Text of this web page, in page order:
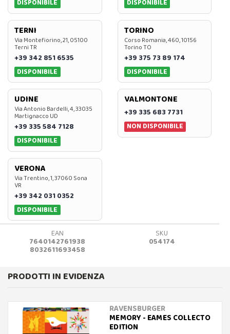
DISPONIBILE DISPONIBILE
TERNI
Via Montefiorino, 21, 05100
Terni TR
+39 342 851 6535
DISPONIBILE
TORINO
Corso Romania, 460, 10156
Torino TO
+39 375 73 89 174
DISPONIBILE
UDINE
Via Antonio Bardelli, 4, 33035
Martignacco UD
+39 335 584 7128
DISPONIBILE
VALMONTONE
+39 335 683 7731
NON DISPONIBILE
VERONA
Via Trentino, 1, 37060 Sona
VR
+39 342 031 0352
DISPONIBILE
EAN
7640142761938
8032611693458
SKU
054174
PRODOTTI IN EVIDENZA
RAVENSBURGER
MEMORY - EAMES COLLECTO
EDITION